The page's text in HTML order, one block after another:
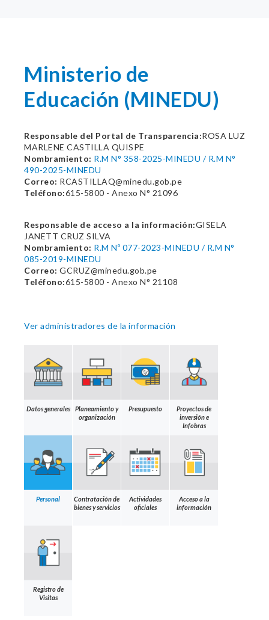
Ministerio de
Educación (MINEDU)
Responsable del Portal de Transparencia:ROSA LUZ
MARLENE CASTILLA QUISPE
Nombramiento: R.M N° 358-2025-MINEDU / R.M N°
490-2025-MINEDU
Correo: RCASTILLAQ@minedu.gob.pe
Teléfono:615-5800 - Anexo N° 21096
Responsable de acceso a la información:GISELA
JANETT CRUZ SILVA
Nombramiento: R.M Nº 077-2023-MINEDU / R.M N°
085-2019-MINEDU
Correo: GCRUZ@minedu.gob.pe
Teléfono:615-5800 - Anexo N° 21108
Ver administradores de la información
Datos generales
Planeamiento y
organización
Presupuesto
Proyectos de
inversión e
Infobras
Personal
Contratación de
bienes y servicios
Actividades
oficiales
Acceso a la
información
Registro de
Visitas